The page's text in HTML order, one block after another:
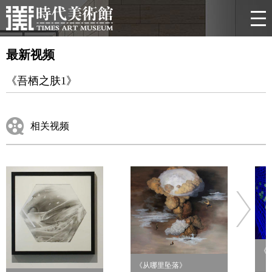
最新视频
《吾栖之肤1》
相关视频
《从哪里坠落》
《